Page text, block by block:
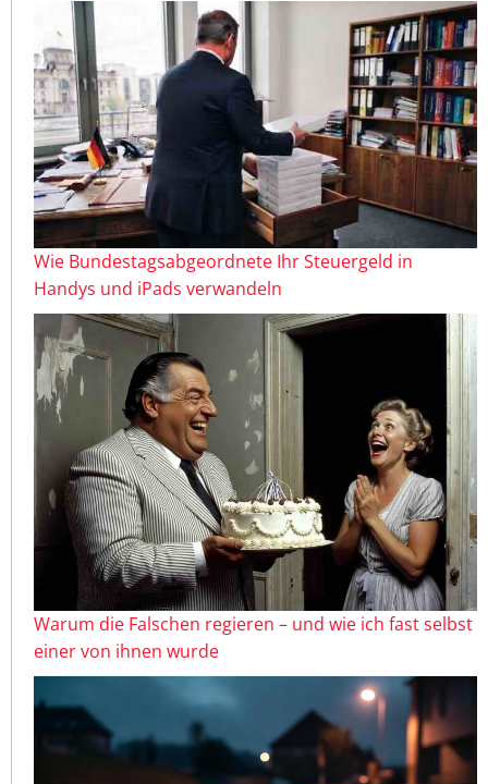
Wie Bundestagsabgeordnete Ihr Steuergeld in
Handys und iPads verwandeln
Warum die Falschen regieren – und wie ich fast selbst
einer von ihnen wurde